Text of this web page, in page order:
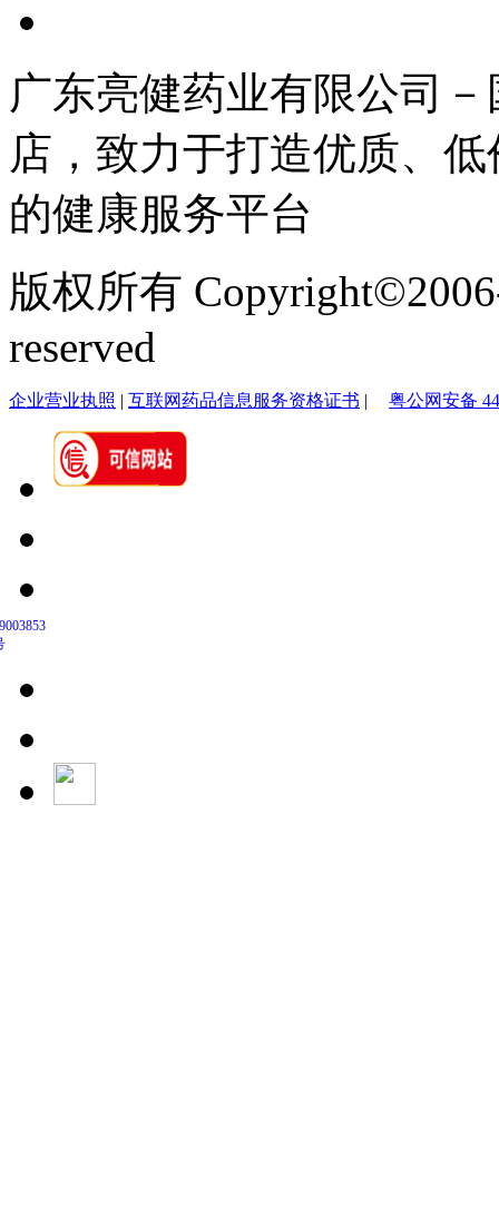
广东亮健药业有限公司
店，致力于打造优质、
的健康服务平台
版权所有
reserved
企业营业执照 | 互联网药品信息服务资格证书 | 粤公网安备